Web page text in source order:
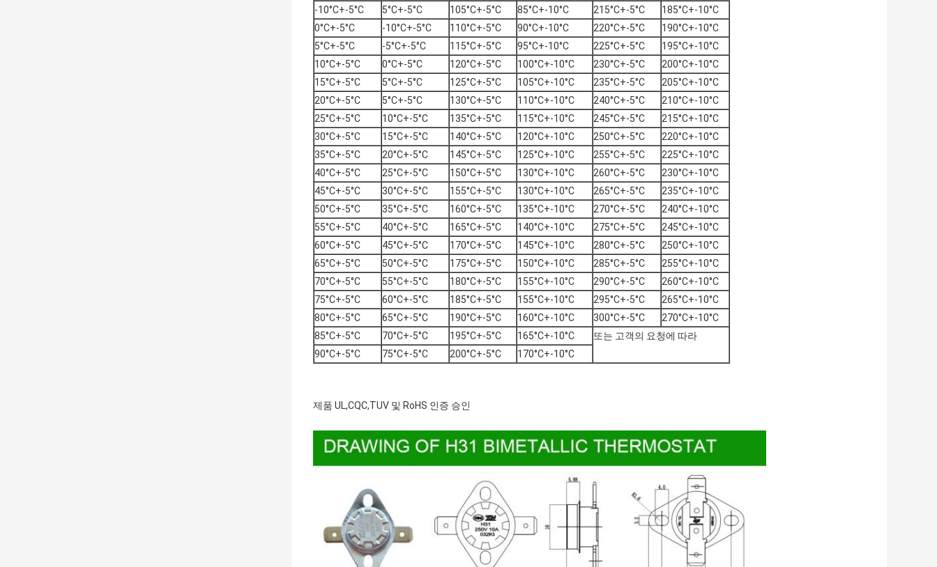
-10°C+-5°C
5°C+-5°C 105°C+-5°C 85°C+-10°C 215°C+-5°C
185°C+-10°C
0°C+-5°C
-10°C+-5°C 110°C+-5°C 90°C+-10°C 220°C+-5°C
190°C+-10°C
5°C+-5°C
-5°C+-5°C 115°C+-5°C 95°C+-10°C 225°C+-5°C
195°C+-10°C
10°C+-5°C
0°C+-5°C 120°C+-5°C 100°C+-10°C 230°C+-5°C
200°C+-10°C
15°C+-5°C
5°C+-5°C 125°C+-5°C 105°C+-10°C 235°C+-5°C
205°C+-10°C
20°C+-5°C
5°C+-5°C 130°C+-5°C 110°C+-10°C 240°C+-5°C
210°C+-10°C
25°C+-5°C
10°C+-5°C 135°C+-5°C 115°C+-10°C 245°C+-5°C
215°C+-10°C
30°C+-5°C
15°C+-5°C 140°C+-5°C 120°C+-10°C 250°C+-5°C
220°C+-10°C
35°C+-5°C
20°C+-5°C 145°C+-5°C 125°C+-10°C 255°C+-5°C
225°C+-10°C
40°C+-5°C
25°C+-5°C 150°C+-5°C 130°C+-10°C 260°C+-5°C
230°C+-10°C
45°C+-5°C
30°C+-5°C 155°C+-5°C 130°C+-10°C 265°C+-5°C
235°C+-10°C
50°C+-5°C
35°C+-5°C 160°C+-5°C 135°C+-10°C 270°C+-5°C
240°C+-10°C
55°C+-5°C
40°C+-5°C 165°C+-5°C 140°C+-10°C 275°C+-5°C
245°C+-10°C
60°C+-5°C
45°C+-5°C 170°C+-5°C 145°C+-10°C 280°C+-5°C
250°C+-10°C
65°C+-5°C
50°C+-5°C 175°C+-5°C 150°C+-10°C 285°C+-5°C
255°C+-10°C
70°C+-5°C
55°C+-5°C 180°C+-5°C 155°C+-10°C 290°C+-5°C
260°C+-10°C
75°C+-5°C
60°C+-5°C 185°C+-5°C 155°C+-10°C 295°C+-5°C
265°C+-10°C
80°C+-5°C
65°C+-5°C 190°C+-5°C 160°C+-10°C 300°C+-5°C
270°C+-10°C
85°C+-5°C
70°C+-5°C 195°C+-5°C 165°C+-10°C
또는 고객의 요청에 따라
90°C+-5°C
75°C+-5°C 200°C+-5°C 170°C+-10°C
제품 UL,CQC,TUV 및 RoHS 인증 승인